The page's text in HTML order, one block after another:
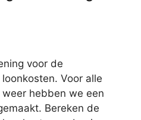
voor de
Voor alle
hebben we een
Bereken de